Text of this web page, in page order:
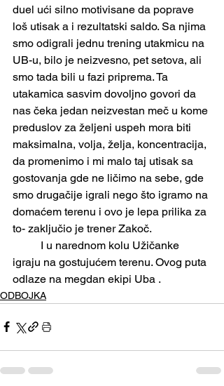
duel ući silno motivisane da poprave
loš utisak a i rezultatski saldo. Sa njima
smo odigrali jednu trening utakmicu na
UB-u, bilo je neizvesno, pet setova, ali
smo tada bili u fazi priprema. Ta
utakamica sasvim dovoljno govori da
nas čeka jedan neizvestan meč u kome
preduslov za željeni uspeh mora biti
maksimalna, volja, želja, koncentracija,
da promenimo i mi malo taj utisak sa
gostovanja gde ne ličimo na sebe, gde
smo drugačije igrali nego što igramo na
domaćem terenu i ovo je lepa prilika za
to- zaključio je trener Zakoč.
igraju na gostujućem terenu. Ovog puta
odlaze na megdan ekipi Uba .
ODBOJKA